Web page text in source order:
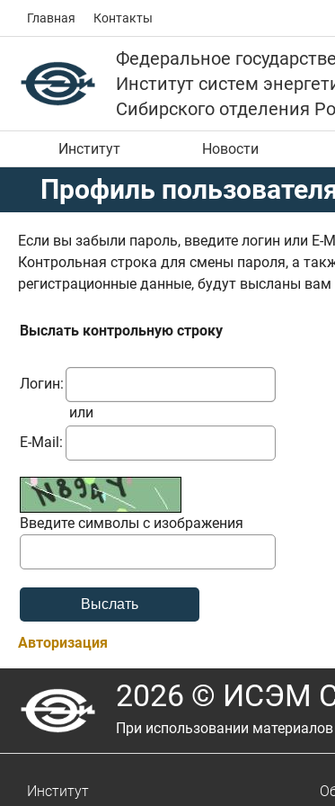
Главная Контакты
Федеральное
Институт систем
Сибирского отделения
Институт Новости
Профиль
Если вы забыли пароль, введите логин или E-
Контрольная строка для смены пароля, а
регистрационные данные, будут высланы вам
Выслать контрольную строку
Логин:
или
E-Mail:
Введите символы с изображения
Авторизация
2026 © ИСЭМ
При использовании
Институт